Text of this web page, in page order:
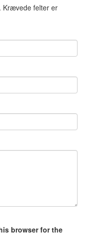
Krævede felter er
browser for the